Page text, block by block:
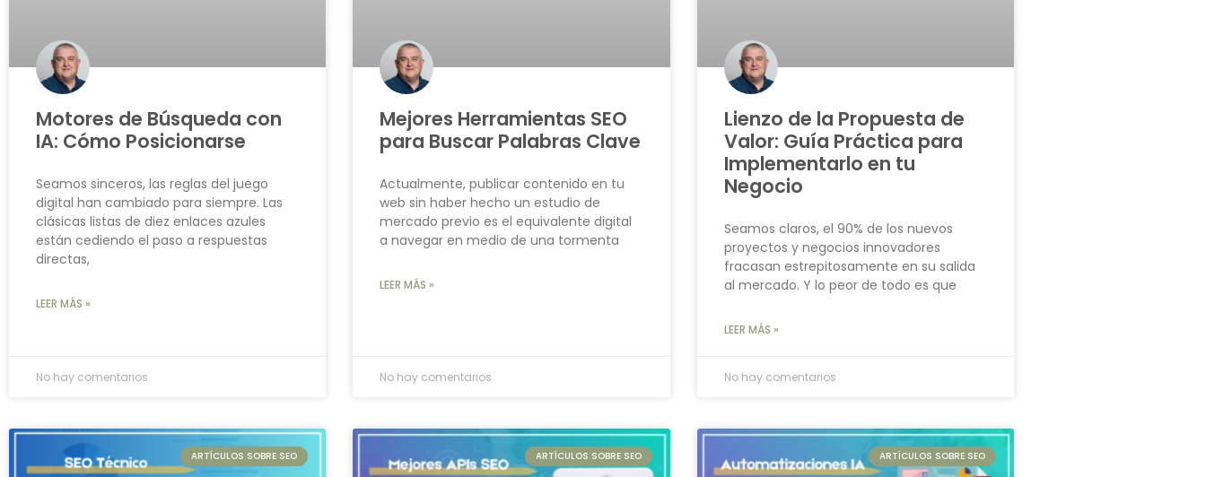
Motores de Búsqueda con
IA: Cómo Posicionarse
Seamos sinceros, las reglas del juego
digital han cambiado para siempre. Las
clásicas listas de diez enlaces azules
están cediendo el paso a respuestas
directas,
LEER MÁS »
No hay comentarios
Mejores Herramientas SEO
para Buscar Palabras Clave
Actualmente, publicar contenido en tu
web sin haber hecho un estudio de
mercado previo es el equivalente digital
a navegar en medio de una tormenta
LEER MÁS »
No hay comentarios
Lienzo de la Propuesta de
Valor: Guía Práctica para
Implementarlo en tu
Negocio
Seamos claros, el 90% de los nuevos
proyectos y negocios innovadores
fracasan estrepitosamente en su salida
al mercado. Y lo peor de todo es que
LEER MÁS »
No hay comentarios
ARTÍCULOS SOBRE SEO ARTÍCULOS SOBRE SEO ARTÍCULOS SOBRE SEO